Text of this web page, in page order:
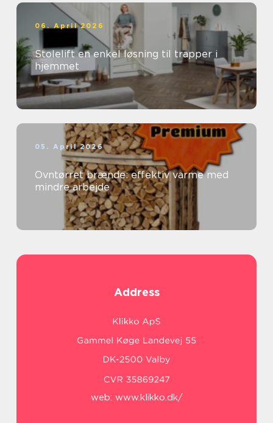
06. April 2026
Stolelift en enkel løsning til trapper i
hjemmet
05. April 2026
Ovntørret brænde: effektiv varme med
mindre arbejde
Address
web: www.klikko.dk/